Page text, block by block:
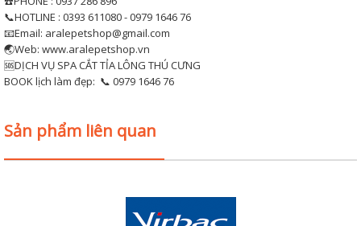
📞HOTLINE : 0393 611080 - 0979 1646 76
📧Email: aralepetshop@gmail.com
🌏Web: www.aralepetshop.vn
🆘DỊCH VỤ SPA CẮT TỈA LÔNG THÚ CƯNG
BOOK lịch làm đẹp: 📞 0979 1646 76
Sản phẩm liên quan